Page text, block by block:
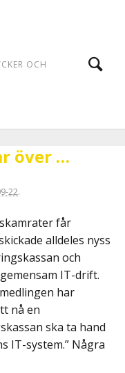
OCH
över …
22.
får
alldeles nyss
och
IT-drift.
har
nå en
ska ta hand
IT-system.” Några